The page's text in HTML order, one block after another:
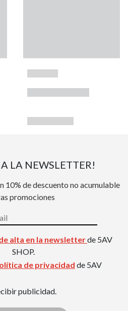
A LA NEWSLETTER!
10% de descuento no acumulable
promociones
alta en la newsletterde 5AV
SHOP.
de privacidad de 5AV
publicidad.